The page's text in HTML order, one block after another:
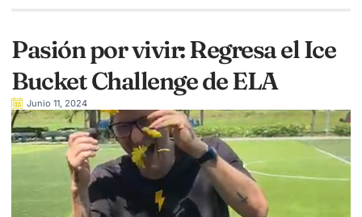
Pasión por vivir: Regresa el Ice
Bucket Challenge de ELA
Junio 11, 2024